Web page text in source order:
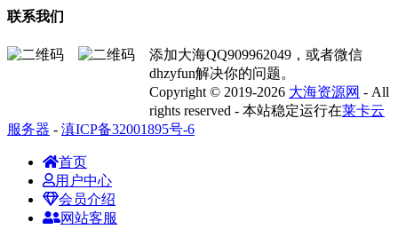
联系我们
添加大海QQ909962049，或者微信
dhzyfun解决你的问题。
Copyright © 2019-2026 大海资源网 - All
rights reserved - 本站稳定运行在莱卡云
服务器 - 滇ICP备32001895号-6
首页
用户中心
会员介绍
网站客服